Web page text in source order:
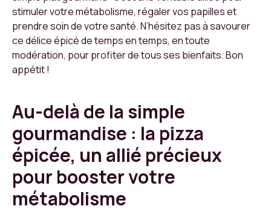
stimuler votre métabolisme, régaler vos papilles et
prendre soin de votre santé. N’hésitez pas à savourer
ce délice épicé de temps en temps, en toute
modération, pour profiter de tous ses bienfaits. Bon
appétit !
Au-delà de la simple
gourmandise : la pizza
épicée, un allié précieux
pour booster votre
métabolisme